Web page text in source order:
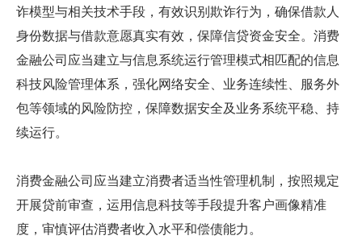
诈模型与相关技术手段，有效识别欺诈行为，确保借款人
身份数据与借款意愿真实有效，保障信贷资金安全。消费
金融公司应当建立与信息系统运行管理模式相匹配的信息
科技风险管理体系，强化网络安全、业务连续性、服务外
包等领域的风险防控，保障数据安全及业务系统平稳、持
续运行。
消费金融公司应当建立消费者适当性管理机制，按照规定
开展贷前审查，运用信息科技等手段提升客户画像精准
度，审慎评估消费者收入水平和偿债能力。